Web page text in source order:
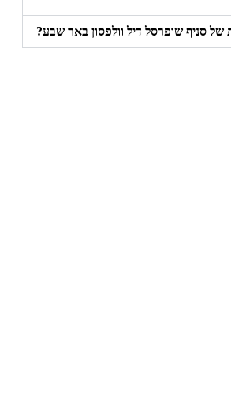
של סניף שופרסל דיל וולפסון באר שבע?